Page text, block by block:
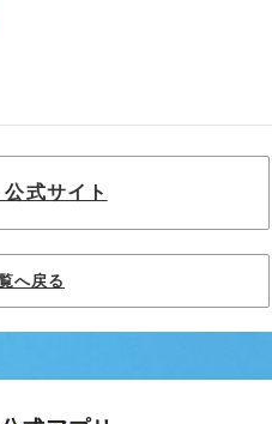
公式サイト
へ戻る